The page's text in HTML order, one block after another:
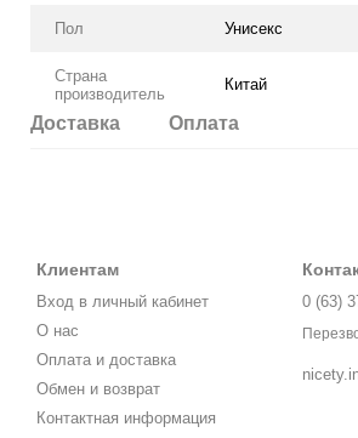
Пол Унисекс
Страна
производитель
Китай
Доставка Оплата
Клиентам
Вход в личный кабинет
О нас
Оплата и доставка
Обмен и возврат
Контактная информация
0 (63)